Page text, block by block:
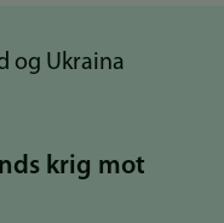
krig mot